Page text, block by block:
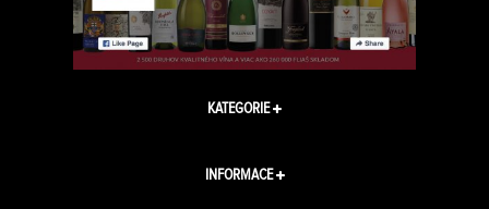
KATEGORIE
INFORMACE